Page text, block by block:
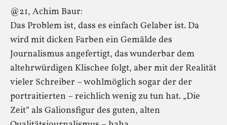
@21, Achim Baur:
Das Problem ist, dass es einfach Gelaber ist. Da
wird mit dicken Farben ein Gemälde des
Journalismus angefertigt, das wunderbar dem
altehrwürdigen Klischee folgt, aber mit der Realität
vieler Schreiber – wohlmöglich sogar der der
portraitierten – reichlich wenig zu tun hat. „Die
Zeit“ als Galionsfigur des guten, alten